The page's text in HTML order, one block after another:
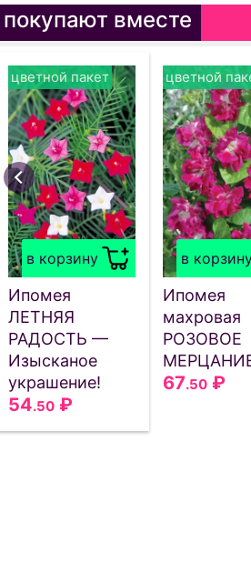
покупают вместе
в корзину
цветной пакет
Ипомея
ЛЕТНЯЯ
РАДОСТЬ —
Изысканое
украшение!
54.50₽
в
цветной
Ипомея
махровая
РОЗОВОЕ
67.50₽